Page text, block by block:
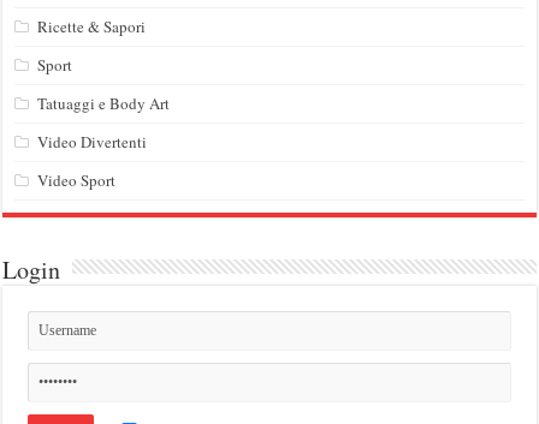
Ricette & Sapori
Sport
Tatuaggi e Body Art
Video Divertenti
Video Sport
Login